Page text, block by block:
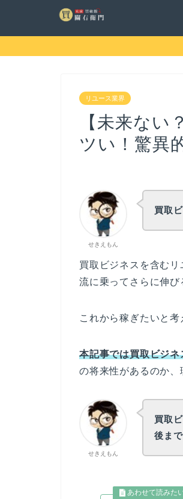
リユース業界
【未来な
ツい！驚異
せきえもん
買取
買取ビジネスを含む
流に乗ってさらに伸び
これから稼ぎたいと
本記事では買取ビジ
の将来性があるのか、
せきえもん
買取
後ま